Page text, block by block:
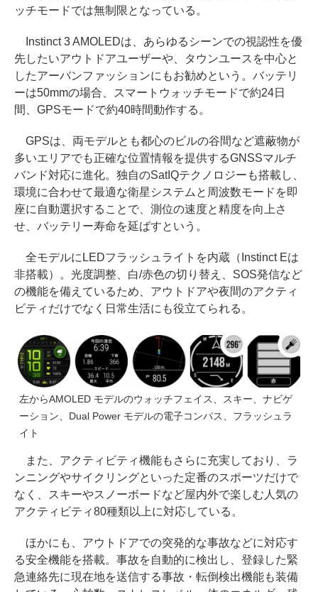
ッチモードでは無制限となっている。
Instinct 3 AMOLEDは、あらゆるシーンでの視認性を優
先したいアウトドアユーザーや、タウンユースを中心と
したアーバンファッションにもお勧めという。バッテリ
ーは50mmの場合、スマートウォッチモードで約24日
間、GPSモードで約40時間動作する。
GPSは、両モデルとも都心のビルの谷間など遮蔽物が
多いエリアでも正確な位置情報を提供するGNSSマルチ
バンド対応に進化。独自のSatIQテクノロジーも搭載し、
環境に合わせて最適な衛星システムと周波数モードを即
座に自動選択することで、測位の速度と精度を向上さ
せ、バッテリー寿命を延ばすという。
全モデルにLEDフラッシュライトを内蔵（Instinct Eは
非搭載）。光度調整、白/赤色の切り替え、SOS発信など
の機能を備えているため、アウトドアや夜間のアクティ
ビティだけでなく日常生活にも役立てられる。
左からAMOLED モデルのウォッチフェイス、スキー、ナビゲ
ーション、Dual Power モデルの電子コンパス、フラッシュラ
イト
また、アクティビティ機能もさらに充実しており、ラ
ンニングやサイクリングといった定番のスポーツだけで
なく、スキーやスノーボードなど屋内外で楽しむ人気の
アクティビティ80種類以上に対応している。
ほかにも、アウトドアでの突発的な事故などに対応す
る安全機能を搭載。事故を自動的に検出し、登録した緊
急連絡先に現在地を送信する事故・転倒検出機能も装備